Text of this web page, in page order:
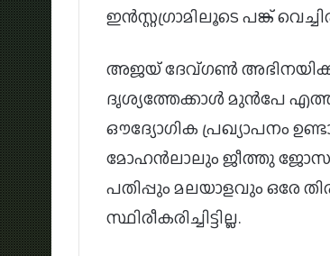
ഇൻസ്റ്റഗ്രാമിലൂടെ പങ്ക്
അജയ് ദേവ്ഗൺ
ദൃശ്യത്തേക്കാൾ മുൻപേ
ഔദ്യോഗിക പ്രഖ്യാപനം
മോഹൻലാലും ജീത്തു ജോസഫും
പതിപ്പും മലയാളവും ഒരേ
സ്ഥിരീകരിച്ചിട്ടില്ല.